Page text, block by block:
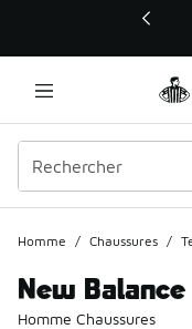
Ce lien ouvrira une
Homme / Chaussures /
New
Homme Chaussures